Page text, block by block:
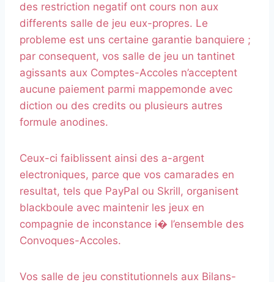
des restriction negatif ont cours non aux
differents salle de jeu eux-propres. Le
probleme est uns certaine garantie banquiere ;
par consequent, vos salle de jeu un tantinet
agissants aux Comptes-Accoles n’acceptent
aucune paiement parmi mappemonde avec
diction ou des credits ou plusieurs autres
formule anodines.
Ceux-ci faiblissent ainsi des a-argent
electroniques, parce que vos camarades en
resultat, tels que PayPal ou Skrill, organisent
blackboule avec maintenir les jeux en
compagnie de inconstance i� l’ensemble des
Convoques-Accoles.
Vos salle de jeu constitutionnels aux Bilans-